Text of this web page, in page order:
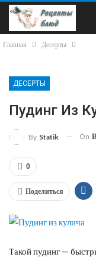
Главная Десерты
ДЕСЕРТЫ
Пудинг Из
By Statik On
0
Поделиться
Такой пудинг —